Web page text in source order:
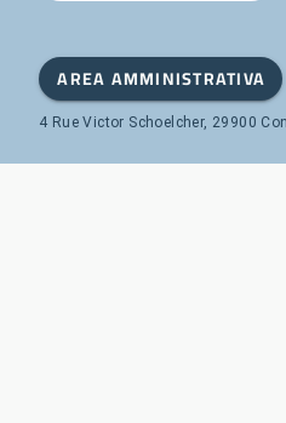
AREA AMMINISTRATIVA
4 Rue Victor Schoelcher, 29900